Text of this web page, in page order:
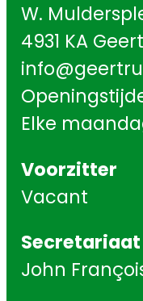
W.
4931 KA
Elke
Voorzitter
Vacant
Secretariaat
John